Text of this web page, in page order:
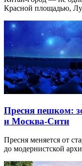
Красной площадью,
Пресня пешком:
и Москва-Сити
Пресня меняется от
до модернистской